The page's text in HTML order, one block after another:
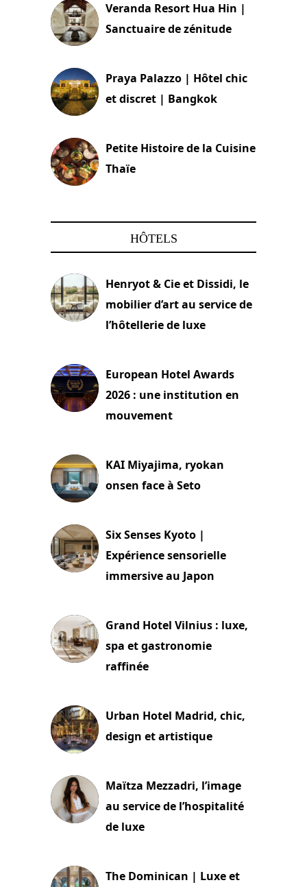
Veranda Resort Hua Hin |
Sanctuaire de zénitude
Praya Palazzo | Hôtel chic
et discret | Bangkok
Petite Histoire de la Cuisine
Thaïe
HÔTELS
Henryot & Cie et Dissidi, le
mobilier d’art au service de
l’hôtellerie de luxe
European Hotel Awards
2026 : une institution en
mouvement
KAI Miyajima, ryokan
onsen face à Seto
Six Senses Kyoto |
Expérience sensorielle
immersive au Japon
Grand Hotel Vilnius : luxe,
spa et gastronomie
raffinée
Urban Hotel Madrid, chic,
design et artistique
Maïtza Mezzadri, l’image
au service de l’hospitalité
de luxe
The Dominican | Luxe et